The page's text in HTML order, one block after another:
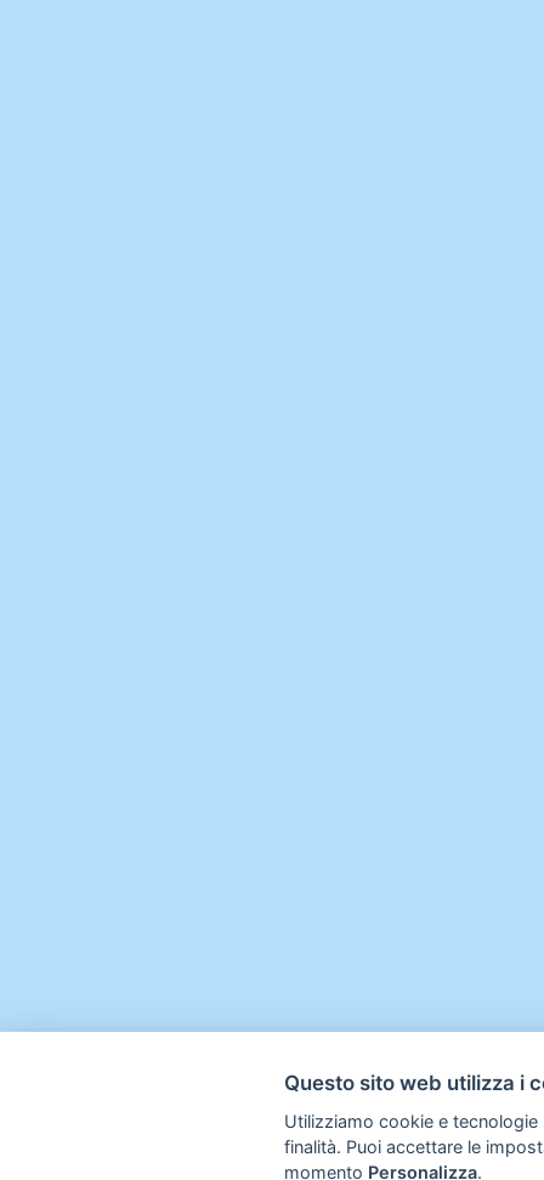
Questo sito web utilizza i
Utilizziamo cookie e
finalità. Puoi accettare le
momento Personalizza.